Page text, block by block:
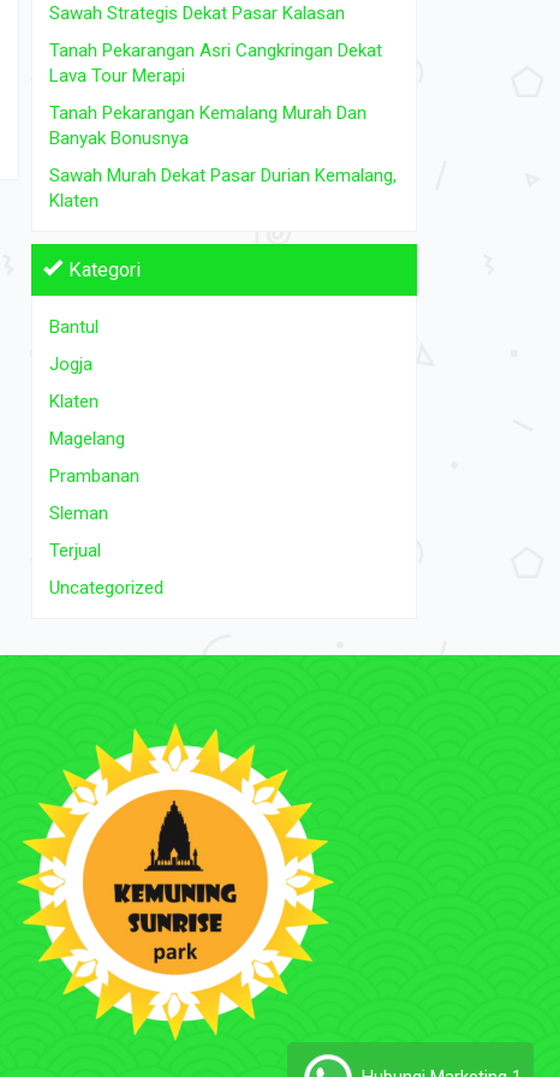
Tanah Dijual
di Bantul Jogja Klaten Magelang Prambanan
Rp 1.600.000
Sawah Strategis Dekat Pasar Kalasan
Tanah Pekarangan Asri Cangkringan Dekat
Lava Tour Merapi
Tanah Pekarangan Kemalang Murah Dan
Banyak Bonusnya
Sawah Murah Dekat Pasar Durian Kemalang,
Klaten
Kategori
Bantul
Jogja
Klaten
Magelang
Prambanan
Sleman
Terjual
Uncategorized